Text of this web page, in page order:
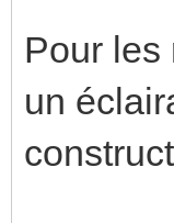
Pour les
un